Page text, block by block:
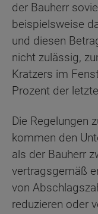
der Bauherr
beispielsweise
und diesen
nicht zulässig,
Kratzers im
Prozent der
Die Regelungen
kommen den
als der Bauherr
vertragsgemäß
von
reduzieren oder